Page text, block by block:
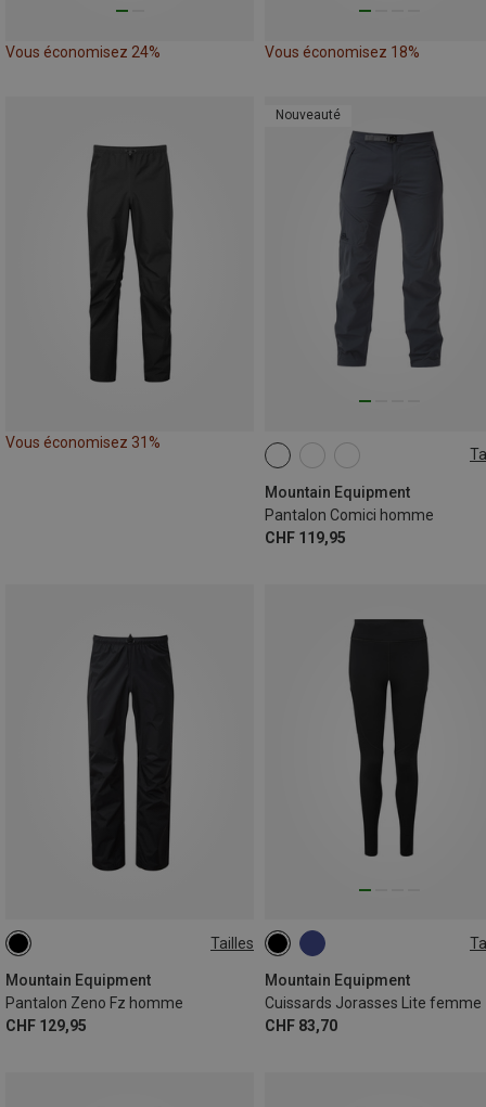
Vous économisez 24% Vous économisez 18%
Vous économisez 31%
Nouveauté
Mountain Equipment
Pantalon Comici homme
CHF 119,95
Tailles
Mountain Equipment
Pantalon Zeno Fz homme
CHF 129,95
Mountain Equipment
Cuissards Jorasses Lite femme
CHF 83,70
XS S